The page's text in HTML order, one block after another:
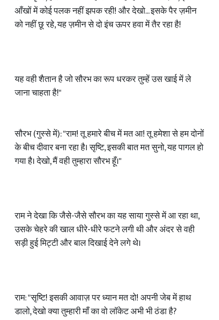
आँखों में कोई पलक नहीं झपक रही! और देखो... इसके पैर ज़मीन
को नहीं छू रहे, यह ज़मीन से दो इंच ऊपर हवा में तैर रहा है!
यह वही शैतान है जो सौरभ का रूप धरकर तुम्हें उस खाई में ले
जाना चाहता है!"
सौरभ (गुस्से में): "राम! तू हमारे बीच में मत आ! तू हमेशा से हम दोनों
के बीच दीवार बना रहा है। सृष्टि, इसकी बात मत सुनो, यह पागल हो
गया है। देखो, मैं वही तुम्हारा सौरभ हूँ।"
राम ने देखा कि जैसे-जैसे सौरभ का यह साया गुस्से में आ रहा था,
उसके चेहरे की खाल धीरे-धीरे फटने लगी थी और अंदर से वही
सड़ी हुई मिट्टी और बाल दिखाई देने लगे थे।
राम: "सृष्टि! इसकी आवाज़ पर ध्यान मत दो! अपनी जेब में हाथ
डालो, देखो क्या तुम्हारी माँ का वो लॉकेट अभी भी ठंडा है?